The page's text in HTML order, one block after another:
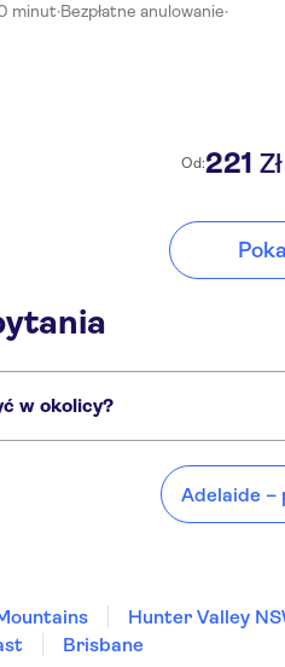
minut·Bezpłatne anulowanie·
Od:221 Zł
w okolicy?
Adelaide –
Hunter Valley
Brisbane